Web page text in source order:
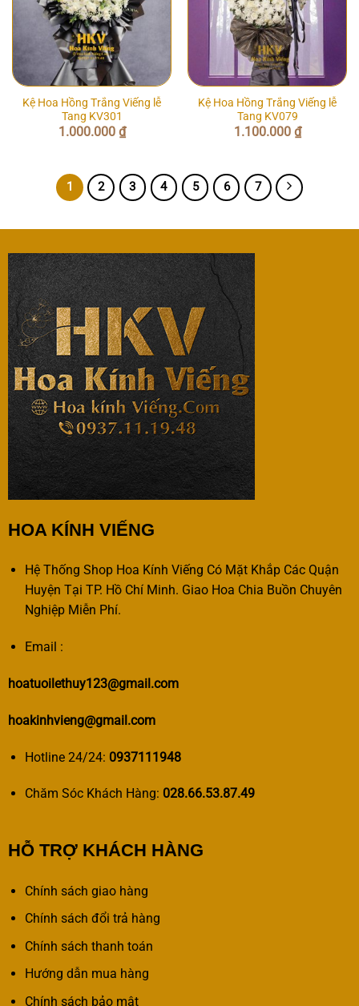
Kệ Hoa Hồng Trắng Viếng lễ
Tang KV301
1.000.000 ₫
Kệ Hoa Hồng Trắng Viếng lễ
Tang KV079
1.100.000 ₫
1 2 3 4 5 6 7
HOA KÍNH VIẾNG
Hệ Thống Shop Hoa Kính Viếng Có Mặt Khắp Các Quận
Huyện Tại TP. Hồ Chí Minh. Giao Hoa Chia Buồn Chuyên
Nghiệp Miễn Phí.
Email :
hoatuoilethuy123@gmail.com
hoakinhvieng@gmail.com
Hotline 24/24: 0937111948
Chăm Sóc Khách Hàng: 028.66.53.87.49
HỖ TRỢ KHÁCH HÀNG
Chính sách giao hàng
Chính sách đổi trả hàng
Chính sách thanh toán
Hướng dẫn mua hàng
Chính sách bảo mật